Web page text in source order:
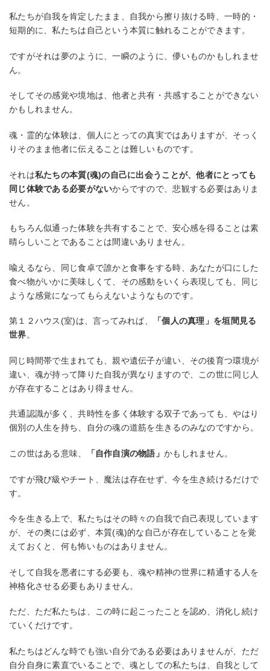
私たちが自我を肯定したまま、自我から擦り抜ける時、一時的・
短期的に、私たちは自己という本質に触れることができます。
ですがそれは夢のように、一瞬のように、儚いものかもしれませ
ん。
そしてその感覚や境地は、他者と共有・共感することができない
かもしれません。
魂・霊的な体験は、個人にとっての真実ではありますが、そっく
りそのまま他者に伝えることは難しいものです。
それは私たちの本質(魂)の自己に出会うことが、他者にとっても
同じ体験である必要がないからですので、悲観する必要はありま
せん。
もちろん似通った体験を共有することで、安心感を得ることは素
晴らしいことであることは間違いありません。
喩えるなら、同じ食卓で誰かと食事をする時、あなたが口にした
食べ物がいかに美味しくて、その感動をいくら表現しても、同じ
ような感覚になってもらえないようなものです。
第１２ハウス(室)は、言ってみれば、
「個人の真理」を垣間見る
世界。
同じ時間帯で生まれても、親や遺伝子が違い、その後育つ環境が
違い、魂が持って降りた自我が異なりますので、この世に同じ人
が存在することはあり得ません。
共通認識が多く、共時性を多く体験する双子であっても、やはり
個別の人生を持ち、自分の魂の道筋を生きるのみなのですから。
この世はある意味、 「自作自演の物語」かもしれません。
ですが飛び級やチート、魔法は存在せず、今を生き続けるだけで
す。
今を生きる上で、私たちはその時々の自我で自己表現しています
が、その奥には必ず、本質(魂)的な自己が存在していることを覚
えておくと、何も怖いものはありません。
そして自我を悪者にする必要も、魂や精神の世界に精通する人を
神格化させる必要もありません。
ただ、ただ私たちは、この時に起こったことを認め、消化し続け
ていくだけです。
私たちはどんな時でも強い自分である必要はありませんが、ただ
自分自身に素直でいることで、魂としての私たちは、自我として